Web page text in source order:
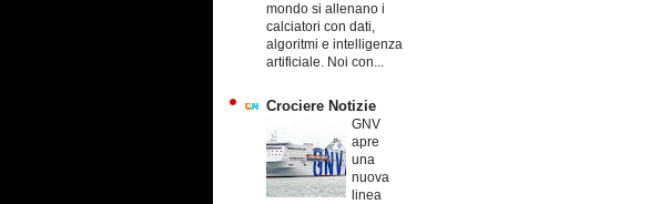
mondo si allenano i
calciatori con dati,
algoritmi e intelligenza
artificiale. Noi con...
Crociere Notizie
GNV
apre
una
nuova
linea